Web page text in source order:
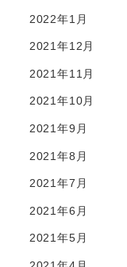
2022年1月
2021年12月
2021年11月
2021年10月
2021年9月
2021年8月
2021年7月
2021年6月
2021年5月